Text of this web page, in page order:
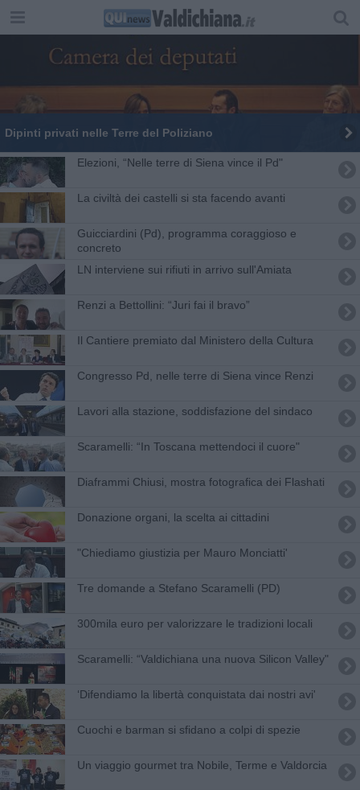
Dipinti privati nelle Terre del Poliziano
Elezioni, “Nelle terre di Siena vince il Pd"
La civiltà dei castelli si sta facendo avanti
Guicciardini (Pd), programma coraggioso e
concreto
LN interviene sui rifiuti in arrivo sull'Amiata
Renzi a Bettollini: “Juri fai il bravo”
Il Cantiere premiato dal Ministero della Cultura
Congresso Pd, nelle terre di Siena vince Renzi
Lavori alla stazione, soddisfazione del sindaco
Scaramelli: “In Toscana mettendoci il cuore"
Diaframmi Chiusi, mostra fotografica dei Flashati
Donazione organi, la scelta ai cittadini
"Chiediamo giustizia per Mauro Monciatti'
Tre domande a Stefano Scaramelli (PD)
300mila euro per valorizzare le tradizioni locali
Scaramelli: “Valdichiana una nuova Silicon Valley"
‘Difendiamo la libertà conquistata dai nostri avi'
Cuochi e barman si sfidano a colpi di spezie
Un viaggio gourmet tra Nobile, Terme e Valdorcia